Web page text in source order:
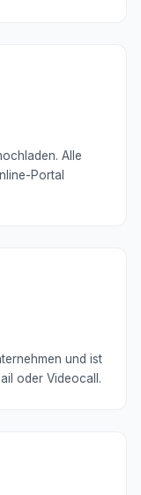
Alle
Portal
und ist
oder Videocall.